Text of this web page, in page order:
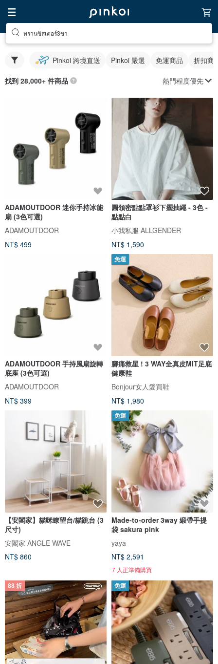
ทรานซิสเตอร์3ขา
Pinkoi 跨境直送 Pinkoi 嚴選 免運商品 折扣商
找到 28,000+ 件商品 熱門程度優先
ADAMOUTDOOR 迷你手持冰能
扇 (3色可選)
ADAMOUTDOOR
NT$ 499
圓領密點點罩衫下擺抽繩 - 3色 -
點點白
小我私服 ALLGENDER
NT$ 1,590
ADAMOUTDOOR 手持風扇旋轉
底座 (3色可選)
ADAMOUTDOOR
NT$ 399
免運
腳痛救星 ! 3 WAY全真皮MIT足底
健康鞋
Bonjour女人愛買鞋
NT$ 1,980
【安閣家】貓咪瞭望台/貓跳台 (3
尺寸)
安閣家 ANGLE WAVE
NT$ 860
免運
Made-to-order 3way 緞帶手提
袋 sakura pink
yaya
NT$ 2,591
7 人正準備購買
88 折 免運